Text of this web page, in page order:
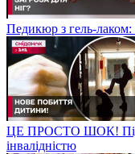
Педикюр з гель-лаком:
ЦЕ ПРОСТО ШОК!
інвалідністю